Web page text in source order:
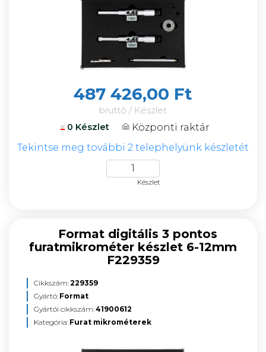
487 426,00 Ft
bruttó / Készlet
0 Készlet
Központi raktár
Tekintse meg további 2 telephelyünk készletét
Készlet
Format digitális 3 pontos
furatmikrométer készlet 6-12mm
F229359
Cikkszám:229359
Gyártó: Format
Gyártói cikkszám:41900612
Kategória: Furat mikrométerek